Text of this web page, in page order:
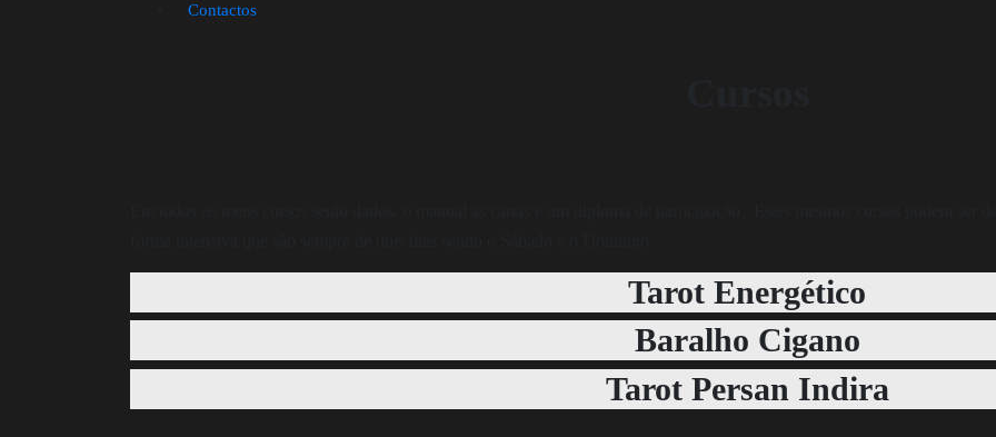
Contactos
Tarot Energético
Baralho Cigano
Tarot Persan Indira